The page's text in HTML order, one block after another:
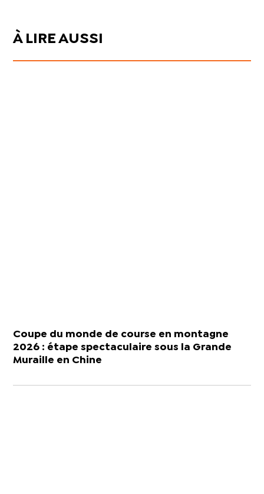
À LIRE AUSSI
Coupe du monde de course en montagne
2026 : étape spectaculaire sous la Grande
Muraille en Chine